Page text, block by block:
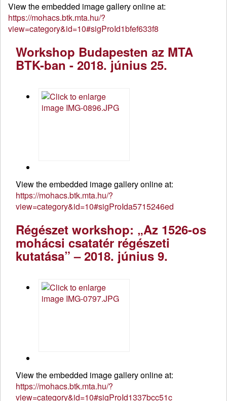
View the embedded image gallery online at:
https://mohacs.btk.mta.hu/?
view=category&id=10#sigProId1bfef633f8
Workshop Budapesten az MTA
BTK-ban - 2018. június 25.
View the embedded image gallery online at:
https://mohacs.btk.mta.hu/?
view=category&id=10#sigProIda5715246ed
Régészet workshop: „Az 1526-os
mohácsi csatatér régészeti
kutatása” – 2018. június 9.
View the embedded image gallery online at:
https://mohacs.btk.mta.hu/?
view=category&id=10#sigProId1337bcc51c